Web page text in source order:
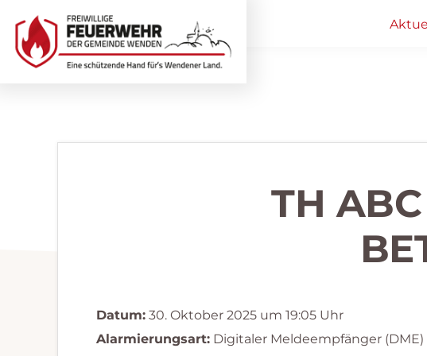
Hauptnavigation
springen
Inhalt
springen
TH
Datum: 30. Oktober 2025 um 19:05 Uhr
Alarmierungsart: Digitaler Meldeempfänger (DME)